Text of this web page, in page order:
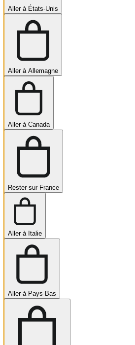
Aller à États-Unis
Aller à Allemagne
Aller à Canada
Rester sur France
Aller à Italie
Aller à Pays-Bas